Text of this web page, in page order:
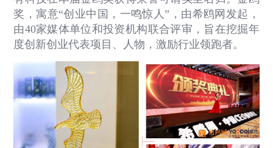
奖，寓意“创业中国，一鸣惊人” ，由希鸥网发起，
由40家媒体单位和投资机构联合评审，旨在挖掘年
度创新创业代表项目、人物，激励行业领跑者。